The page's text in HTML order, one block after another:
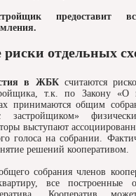
предоставит
отдельных
в ЖБКсчитаются
т.к. по Закону «О
принимаются общим
застройщиком»
выступают
голоса на собрании.
решений кооперативом.
собрания членов
все построенные